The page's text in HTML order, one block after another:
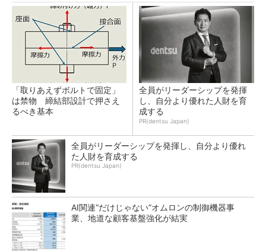
「取りあえずボルトで固定」
は禁物 締結部設計で押さえ
るべき基本
全員がリーダーシップを発揮
し、自分より優れた人財を育
成する
PR(dentsu Japan)
全員がリーダーシップを発揮し、自分より優れ
た人財を育成する
PR(dentsu Japan)
AI関連“だけじゃない”オムロンの制御機器事
業、地道な顧客基盤強化が結実